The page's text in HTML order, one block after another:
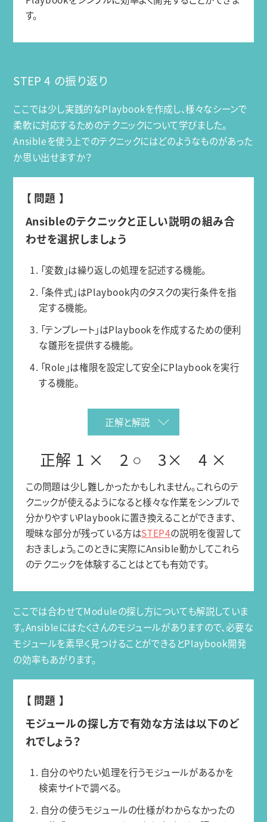
す。
STEP 4 の振り返り
ここでは少し実践的なPlaybookを作成し、様々なシーンで
柔軟に対応するためのテクニックについて学びました。
Ansibleを使う上でのテクニックにはどのようなものがあった
か思い出せますか？
【 問題 】
Ansibleのテクニックと正しい説明の組み合
わせを選択しましょう
1. 「変数」は繰り返しの処理を記述する機能。
2. 「条件式」はPlaybook内のタスクの実行条件を指
定する機能。
3. 「テンプレート」はPlaybookを作成するための便利
な雛形を提供する機能。
4. 「Role」は権限を設定して安全にPlaybookを実行
する機能。
正解と解説
正解 1 × 2 ○ 3× 4 ×
この問題は少し難しかったかもしれません。これらのテ
クニックが使えるようになると様々な作業をシンプルで
分かりやすいPlaybookに置き換えることができます、
曖昧な部分が残っている方はSTEP4の説明を復習して
おきましょう。このときに実際にAnsible動かしてこれら
のテクニックを体験することはとても有効です。
ここでは合わせてModuleの探し方についても解説していま
す。Ansibleにはたくさんのモジュールがありますので、必要な
モジュールを素早く見つけることができるとPlaybook開発
の効率もあがります。
【 問題 】
モジュールの探し方で有効な方法は以下のど
れでしょう？
1. 自分のやりたい処理を行うモジュールがあるかを
検索サイトで調べる。
2. 自分の使うモジュールの仕様がわからなかったの